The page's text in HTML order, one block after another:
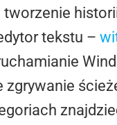
tekstu –
zgrywanie